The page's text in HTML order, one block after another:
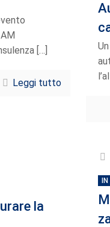
[…]
Leggi tutto
la